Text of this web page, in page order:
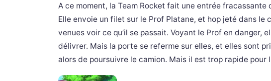
A ce moment, la Team Rocket fait une entrée
Elle envoie un filet sur le Prof Platane, et hop jeté dans
venues voir ce qu’il se passait. Voyant le Prof en danger,
délivrer. Mais la porte se referme sur elles, et elles sont
alors de poursuivre le camion. Mais il est trop rapide pour